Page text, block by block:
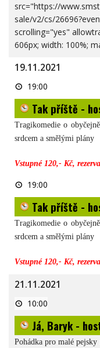
src="https://
sale/v2/cs/
scrolling="yes"
606px; width: 100%;
19.11.2021
Tak
příště
- hostuje
DS
HRRR
19:00
Tak příště -
Tragikomedie o
srdcem a smělými plány
Vstupné 120,- Kč,
Tak
příště
- hostuje
DS
HRRR
19:00
Tak příště -
Tragikomedie o
srdcem a smělými plány
Vstupné 120,- Kč,
21.11.2021
Já,
Baryk
-
hostuje
Týbrďo
divadlo
10:00
Já, Baryk -
Pohádka pro malé